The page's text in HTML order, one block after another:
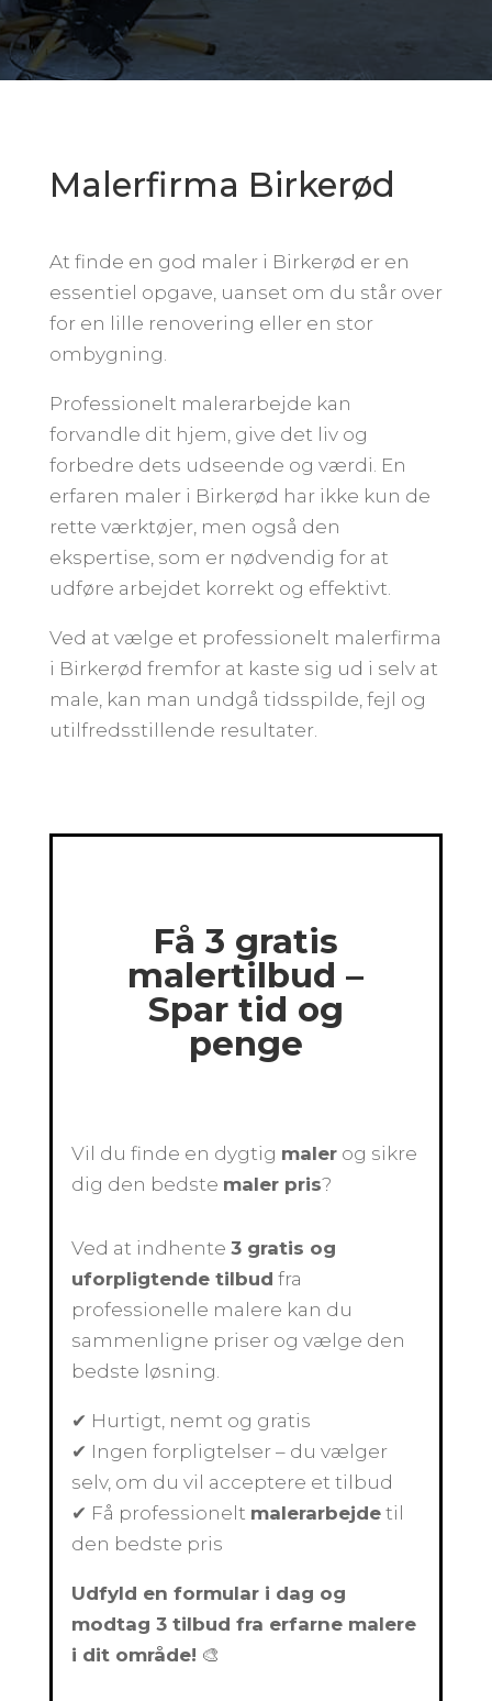
Malerfirma Birkerød
At finde en god maler i Birkerød er en
essentiel opgave, uanset om du står over
for en lille renovering eller en stor
ombygning.
Professionelt malerarbejde kan
forvandle dit hjem, give det liv og
forbedre dets udseende og værdi. En
erfaren maler i Birkerød har ikke kun de
rette værktøjer, men også den
ekspertise, som er nødvendig for at
udføre arbejdet korrekt og effektivt.
Ved at vælge et professionelt malerfirma
i Birkerød fremfor at kaste sig ud i selv at
male, kan man undgå tidsspilde, fejl og
utilfredsstillende resultater.
Få 3 gratis
malertilbud –
Spar tid og
penge
Vil du finde en dygtig maler og sikre
dig den bedste maler pris?
Ved at indhente3 gratis og
uforpligtende tilbud fra
professionelle malere kan du
sammenligne priser og vælge den
bedste løsning.
✔ Hurtigt, nemt og gratis
✔ Ingen forpligtelser – du vælger
selv, om du vil acceptere et tilbud
✔ Få professionelt malerarbejde til
den bedste pris
Udfyld en formular i dag og
modtag 3 tilbud fra erfarne malere
i dit område! 🎨